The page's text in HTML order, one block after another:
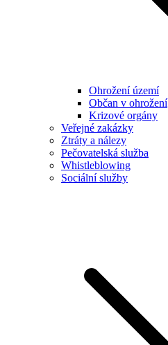
Ohrožení území
Občan v ohrožení
Krizové orgány
Veřejné zakázky
Ztráty a nálezy
Pečovatelská služba
Whistleblowing
Sociální služby